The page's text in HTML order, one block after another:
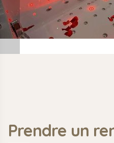
Prendre un